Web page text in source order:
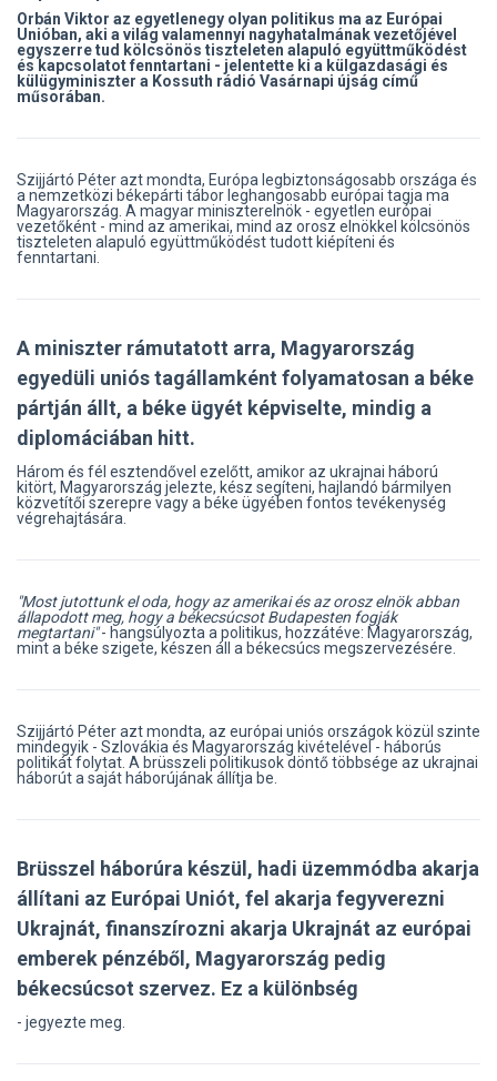
Orbán Viktor az egyetlenegy olyan politikus ma az Európai
Unióban, aki a világ valamennyi nagyhatalmának vezetőjével
egyszerre tud kölcsönös tiszteleten alapuló együttműködést
és kapcsolatot fenntartani - jelentette ki a külgazdasági és
külügyminiszter a Kossuth rádió Vasárnapi újság című
műsorában.
Szijjártó Péter azt mondta, Európa legbiztonságosabb országa és
a nemzetközi békepárti tábor leghangosabb európai tagja ma
Magyarország. A magyar miniszterelnök - egyetlen európai
vezetőként - mind az amerikai, mind az orosz elnökkel kölcsönös
tiszteleten alapuló együttműködést tudott kiépíteni és
fenntartani.
A miniszter rámutatott arra, Magyarország
egyedüli uniós tagállamként folyamatosan a béke
pártján állt, a béke ügyét képviselte, mindig a
diplomáciában hitt.
Három és fél esztendővel ezelőtt, amikor az ukrajnai háború
kitört, Magyarország jelezte, kész segíteni, hajlandó bármilyen
közvetítői szerepre vagy a béke ügyében fontos tevékenység
végrehajtására.
"Most jutottunk el oda, hogy az amerikai és az orosz elnök abban
állapodott meg, hogy a békecsúcsot Budapesten fogják
megtartani"- hangsúlyozta a politikus, hozzátéve: Magyarország,
mint a béke szigete, készen áll a békecsúcs megszervezésére.
Szijjártó Péter azt mondta, az európai uniós országok közül szinte
mindegyik - Szlovákia és Magyarország kivételével - háborús
politikát folytat. A brüsszeli politikusok döntő többsége az ukrajnai
háborút a saját háborújának állítja be.
Brüsszel háborúra készül, hadi üzemmódba akarja
állítani az Európai Uniót, fel akarja fegyverezni
Ukrajnát, finanszírozni akarja Ukrajnát az európai
emberek pénzéből, Magyarország pedig
békecsúcsot szervez. Ez a különbség
- jegyezte meg.